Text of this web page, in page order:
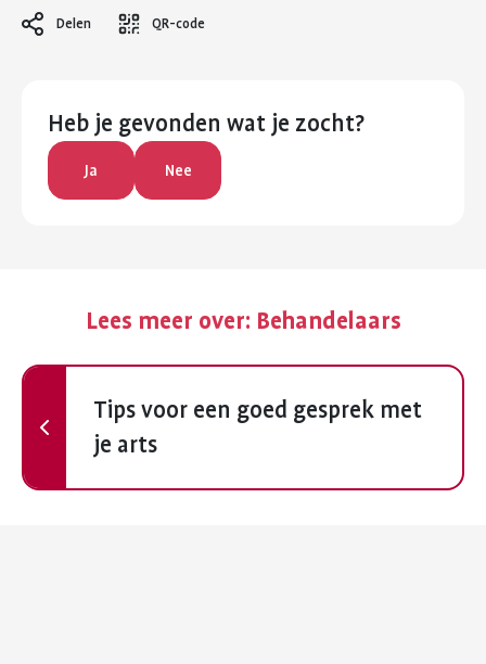
Delen QR-code
Heb je gevonden wat je zocht?
Ja Nee
Lees meer over: Behandelaars
Vorige
Tips voor een goed gesprek met
je arts